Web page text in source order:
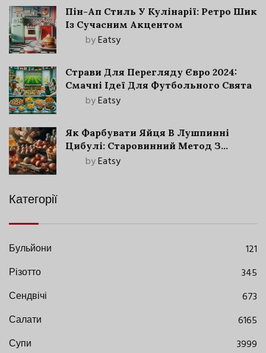
Пін-Ап Стиль У Кулінарії: Ретро Шик
Із Сучасним Акцентом
byEatsy
Страви Для Перегляду Євро 2024:
Смачні Ідеї Для Футбольного Свята
byEatsy
Як Фарбувати Яйця В Лушпинні
Цибулі: Старовинний Метод З
Сучасними Нюансами
byEatsy
Категорії
Бульйони
121
Різотто
345
Сендвічі
673
Салати
6165
Супи
3999